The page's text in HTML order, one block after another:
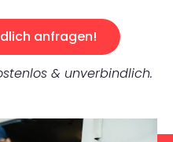
anfragen!
& unverbindlich.